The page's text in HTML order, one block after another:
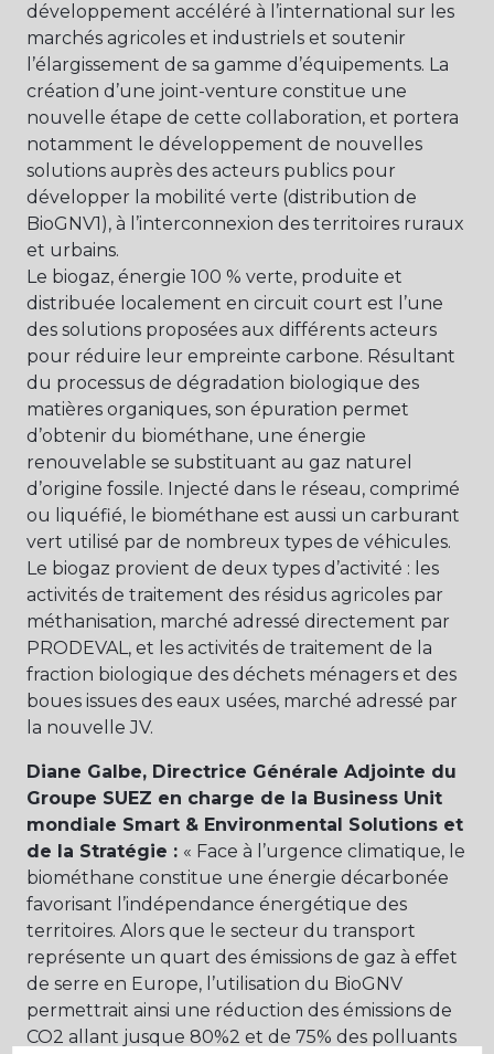
développement accéléré à l’international sur les
marchés agricoles et industriels et soutenir
l’élargissement de sa gamme d’équipements. La
création d’une joint-venture constitue une
nouvelle étape de cette collaboration, et portera
notamment le développement de nouvelles
solutions auprès des acteurs publics pour
développer la mobilité verte (distribution de
BioGNV1), à l’interconnexion des territoires ruraux
et urbains.
Le biogaz, énergie 100 % verte, produite et
distribuée localement en circuit court est l’une
des solutions proposées aux différents acteurs
pour réduire leur empreinte carbone. Résultant
du processus de dégradation biologique des
matières organiques, son épuration permet
d’obtenir du biométhane, une énergie
renouvelable se substituant au gaz naturel
d’origine fossile. Injecté dans le réseau, comprimé
ou liquéfié, le biométhane est aussi un carburant
vert utilisé par de nombreux types de véhicules.
Le biogaz provient de deux types d’activité : les
activités de traitement des résidus agricoles par
méthanisation, marché adressé directement par
PRODEVAL, et les activités de traitement de la
fraction biologique des déchets ménagers et des
boues issues des eaux usées, marché adressé par
la nouvelle JV.
Diane Galbe, Directrice Générale Adjointe du
Groupe SUEZ en charge de la Business Unit
mondiale Smart & Environmental Solutions et
de la Stratégie : « Face à l’urgence climatique, le
biométhane constitue une énergie décarbonée
favorisant l’indépendance énergétique des
territoires. Alors que le secteur du transport
représente un quart des émissions de gaz à effet
de serre en Europe, l’utilisation du BioGNV
permettrait ainsi une réduction des émissions de
CO2 allant jusque 80%2 et de 75% des polluants